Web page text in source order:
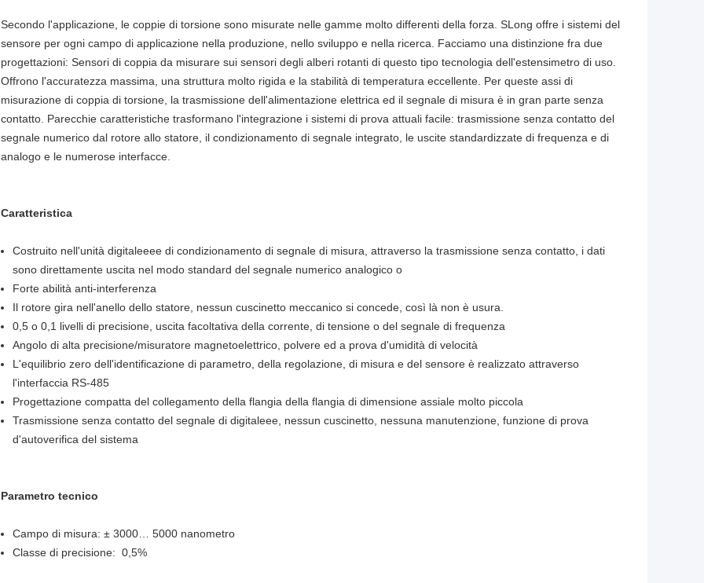
Secondo l'applicazione, le coppie di torsione sono misurate nelle gamme molto differenti della forza. SLong offre i sistemi del
sensore per ogni campo di applicazione nella produzione, nello sviluppo e nella ricerca. Facciamo una distinzione fra due
progettazioni: Sensori di coppia da misurare sui sensori degli alberi rotanti di questo tipo tecnologia dell'estensimetro di uso.
Offrono l'accuratezza massima, una struttura molto rigida e la stabilità di temperatura eccellente. Per queste assi di
misurazione di coppia di torsione, la trasmissione dell'alimentazione elettrica ed il segnale di misura è in gran parte senza
contatto. Parecchie caratteristiche trasformano l'integrazione i sistemi di prova attuali facile: trasmissione senza contatto del
segnale numerico dal rotore allo statore, il condizionamento di segnale integrato, le uscite standardizzate di frequenza e di
analogo e le numerose interfacce.
Caratteristica
Costruito nell'unità digitaleeee di condizionamento di segnale di misura, attraverso la trasmissione senza contatto, i dati
sono direttamente uscita nel modo standard del segnale numerico analogico o
Forte abilità anti-interferenza
Il rotore gira nell'anello dello statore, nessun cuscinetto meccanico si concede, così là non è usura.
0,5 o 0,1 livelli di precisione, uscita facoltativa della corrente, di tensione o del segnale di frequenza
Angolo di alta precisione/misuratore magnetoelettrico, polvere ed a prova d'umidità di velocità
L'equilibrio zero dell'identificazione di parametro, della regolazione, di misura e del sensore è realizzato attraverso
l'interfaccia RS-485
Progettazione compatta del collegamento della flangia della flangia di dimensione assiale molto piccola
Trasmissione senza contatto del segnale di digitaleee, nessun cuscinetto, nessuna manutenzione, funzione di prova
d'autoverifica del sistema
Parametro tecnico
Campo di misura: ± 3000… 5000 nanometro
Classe di precisione: 0,5%